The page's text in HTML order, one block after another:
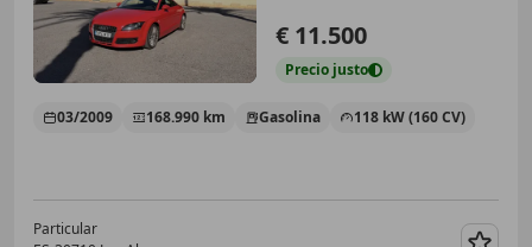
€ 11.500
Precio justo
03/2009 168.990 km Gasolina 118 kW (160 CV)
Particular